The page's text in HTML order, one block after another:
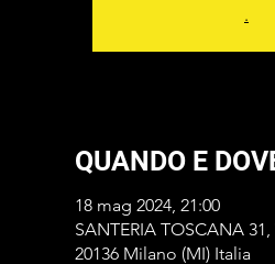
.
QUANDO E
18 mag 2024, 21:00
SANTERIA TOSCANA
20136 Milano (MI) Italia